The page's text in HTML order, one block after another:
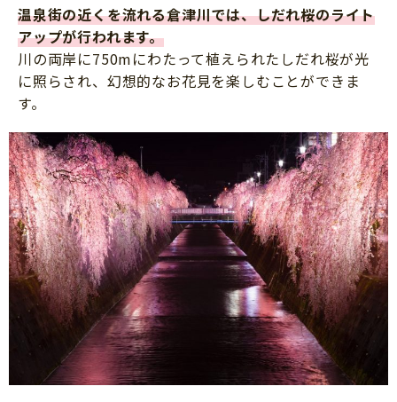
温泉街の近くを流れる倉津川では、しだれ桜のライト
アップが行われます。
川の両岸に750mにわたって植えられたしだれ桜が光
に照らされ、幻想的なお花見を楽しむことができま
す。